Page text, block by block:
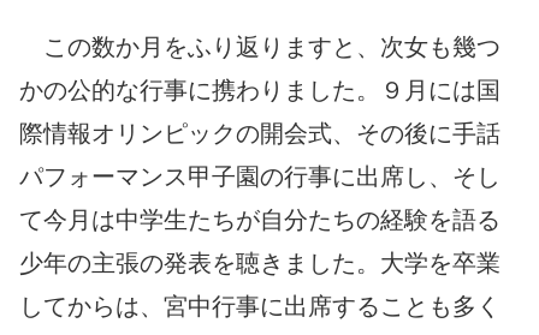
この数か月をふり返りますと、次女も幾つ
かの公的な行事に携わりました。９月には国
際情報オリンピックの開会式、その後に手話
パフォーマンス甲子園の行事に出席し、そし
て今月は中学生たちが自分たちの経験を語る
少年の主張の発表を聴きました。大学を卒業
してからは、宮中行事に出席することも多く